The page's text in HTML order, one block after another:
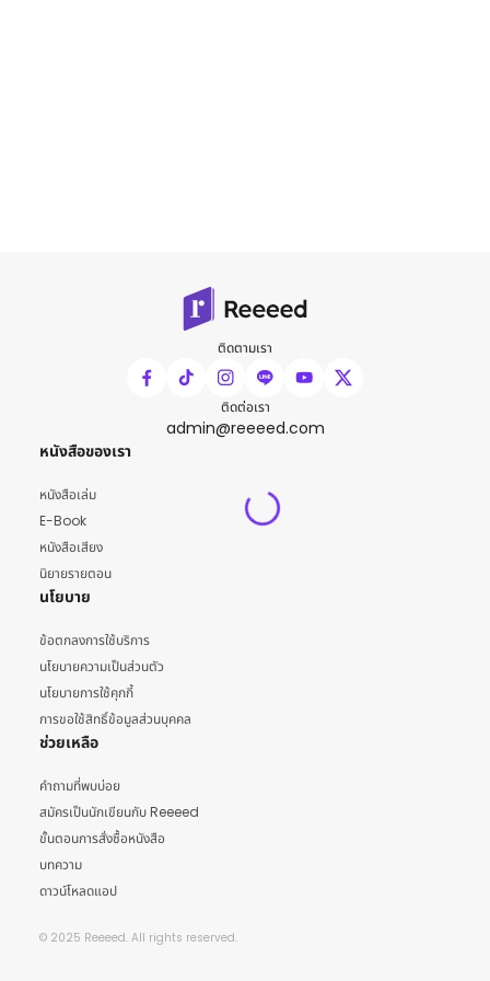
ติดตามเรา
ติดต่อเรา
admin@reeeed.com
หนังสือของเรา
หนังสือเล่ม
E-Book
หนังสือเสียง
นิยายรายตอน
นโยบาย
ข้อตกลงการใช้บริการ
นโยบายความเป็นส่วนตัว
นโยบายการใช้คุกกี้
การขอใช้สิทธิ์ข้อมูลส่วนบุคคล
ช่วยเหลือ
คำถามที่พบบ่อย
สมัครเป็นนักเขียนกับ Reeeed
ขั้นตอนการสั่งซื้อหนังสือ
บทความ
ดาวน์โหลดแอป
© 2025 Reeeed. All rights reserved.